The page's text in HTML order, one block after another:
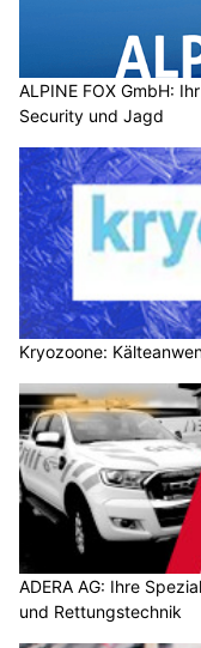
ALPINE FOX GmbH:
Security und Jagd
Kryozoone:
ADERA AG: Ihre
und Rettungstechnik